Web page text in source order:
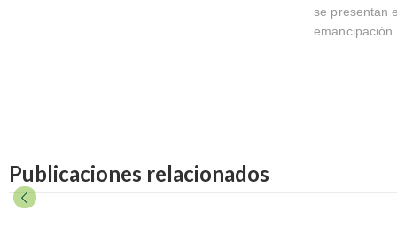
se presentan
emancipación.
Publicaciones relacionados